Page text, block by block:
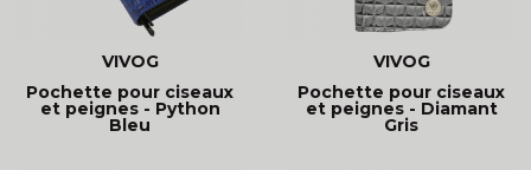
VIVOG
Pochette pour ciseaux
et peignes - Python
Bleu
VIVOG
Pochette pour ciseaux
et peignes - Diamant
Gris